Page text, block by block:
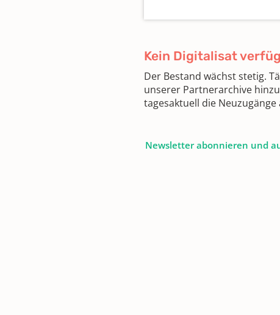
Kein Digitalisat
Der Bestand wächst stetig.
unserer Partnerarchive
tagesaktuell die Neuzugänge
Newsletter abonnieren und